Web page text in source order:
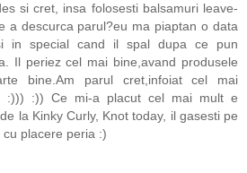
si cret, insa folosesti balsamuri leave-
a descurca parul?eu ma piaptan o data
in special cand il spal dupa ce pun
Il periez cel mai bine,avand produsele
bine.Am parul cret,infoiat cel mai
:))) :)) Ce mi-a placut cel mai mult e
la Kinky Curly, Knot today, il gasesti pe
placere peria :)